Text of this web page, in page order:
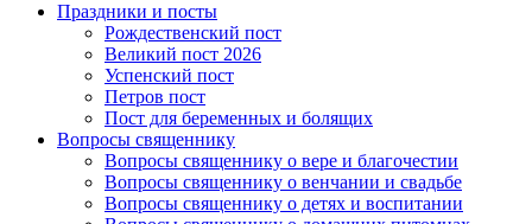
Праздники и посты
Рождественский пост
Великий пост 2026
Успенский пост
Петров пост
Пост для беременных и болящих
Вопросы священнику
Вопросы священнику о вере и благочестии
Вопросы священнику о венчании и свадьбе
Вопросы священнику о детях и воспитании